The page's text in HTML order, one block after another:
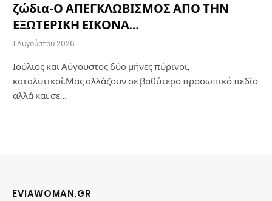
ζώδια-Ο ΑΠΕΓΚΛΩΒΙΣΜΟΣ ΑΠΟ ΤΗΝ
ΕΞΩΤΕΡΙΚΗ ΕΙΚΟΝΑ…
1 Αυγούστου 2026
Ιούλιος και Αύγουστος δύο μήνες πύρινοι,
καταλυτικοί.Μας αλλάζουν σε βαθύτερο προσωπικό πεδίο
αλλά και σε…
EVIAWOMAN.GR